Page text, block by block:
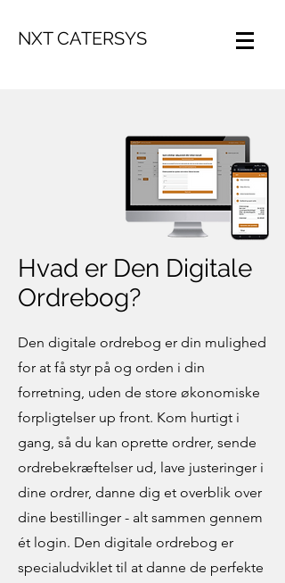
NXT CATERSYS
Hvad er Den Digitale
Ordrebog?
Den digitale ordrebog er din mulighed
for at få styr på og orden i din
forretning, uden de store økonomiske
forpligtelser up front. Kom hurtigt i
gang, så du kan oprette ordrer, sende
ordrebekræftelser ud, lave justeringer i
dine ordrer, danne dig et overblik over
dine bestillinger - alt sammen gennem
ét login. Den digitale ordrebog er
specialudviklet til at danne de perfekte